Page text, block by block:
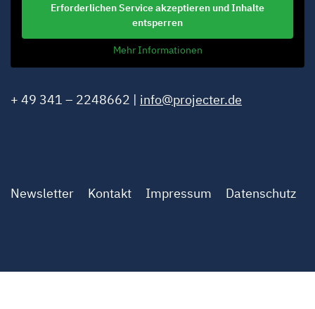
Erforderlichen Service akzeptieren und Inhalte
entsperren
Mehr Informationen
+ 49 341 – 2248662 | info@projecter.de
Newsletter Kontakt Impressum Datenschutz